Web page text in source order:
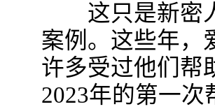
这只是新密人
案例。这些年，
许多受过他们帮
2023年的第一